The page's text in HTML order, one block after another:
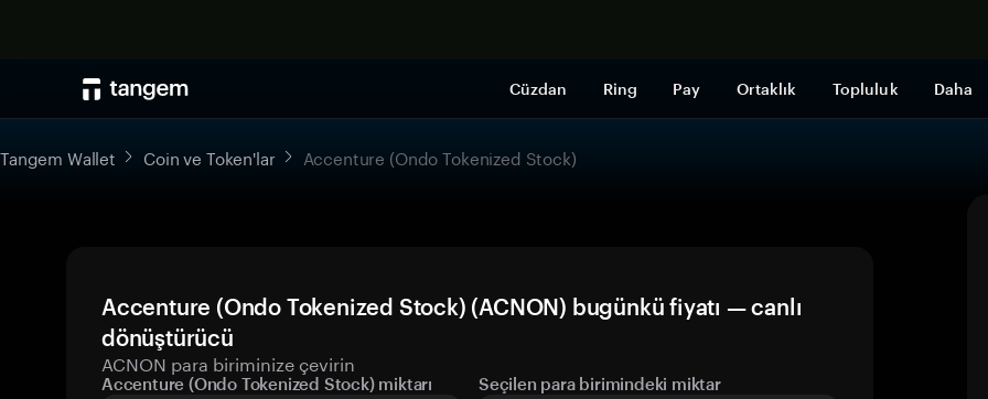
Cüzdan Ring Pay Ortaklık Topluluk Daha
Tangem Wallet Coin ve Token'lar Accenture (Ondo Tokenized Stock)
Accenture (Ondo Tokenized Stock) (ACNON) bugünkü fiyatı — canlı
dönüştürücü
ACNON para biriminize çevirin
Accenture (Ondo Tokenized Stock) miktarı Seçilen para birimindeki miktar